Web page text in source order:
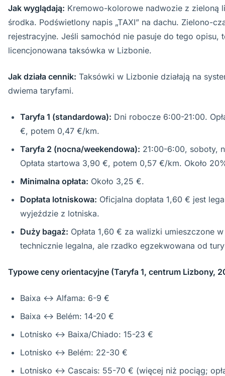
Jak wyglądają: Kremowo-kolorowe nadwozie z zieloną
środka. Podświetlony napis „TAXI” na dachu. Zielono-
rejestracyjne. Jeśli samochód nie pasuje do tego opisu,
licencjonowana taksówka w Lizbonie.
Jak działa cennik: Taksówki w Lizbonie działają na
dwiema taryfami.
Taryfa 1 (standardowa): Dni robocze 6:00-21:00.
€, potem 0,47 €/km.
Taryfa 2 (nocna/weekendowa): 21:00-6:00, soboty,
Opłata startowa 3,90 €, potem 0,57 €/km. Około
Minimalna opłata: Około 3,25 €.
Dopłata lotniskowa: Oficjalna dopłata 1,60 € jest
wyjeździe z lotniska.
Duży bagaż: Opłata 1,60 € za walizki umieszczone
technicznie legalna, ale rzadko egzekwowana od
Typowe ceny orientacyjne (Taryfa 1, centrum Lizbony,
Baixa ↔ Alfama: 6-9 €
Baixa ↔ Belém: 14-20 €
Lotnisko ↔ Baixa/Chiado: 15-23 €
Lotnisko ↔ Belém: 22-30 €
Lotnisko ↔ Cascais: 55-70 € (więcej niż pociąg;